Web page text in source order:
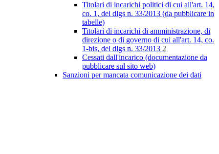
Titolari di incarichi politici di cui all'art. 14,
co. 1, del dlgs n. 33/2013 (da pubblicare in
tabelle)
Titolari di incarichi di amministrazione, di
direzione o di governo di cui all'art. 14, co.
1-bis, del dlgs n. 33/2013 2
Cessati dall'incarico (documentazione da
pubblicare sul sito web)
Sanzioni per mancata comunicazione dei dati